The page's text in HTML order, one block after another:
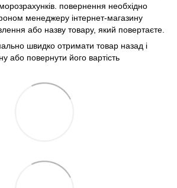
повернення необхідно
менеджеру інтернет-магазину
або назву товару, який повертаєте.
швидко отримати товар назад і
або повернути його вартість